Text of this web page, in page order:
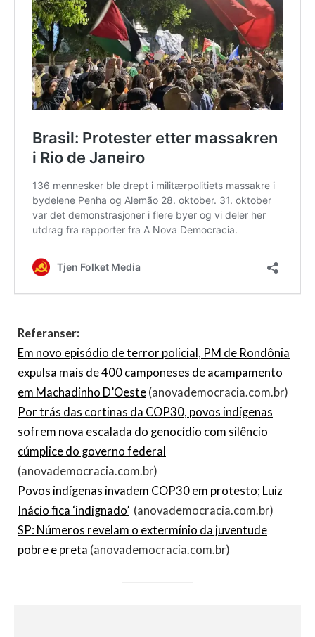
Referanser:
Em novo episódio de terror policial, PM de Rondônia
expulsa mais de 400 camponeses de acampamento
em Machadinho D’Oeste (anovademocracia.com.br)
Por trás das cortinas da COP30, povos indígenas
sofrem nova escalada do genocídio com silêncio
cúmplice do governo federal
(anovademocracia.com.br)
Povos indígenas invadem COP30 em protesto; Luiz
Inácio fica ‘indignado’ (anovademocracia.com.br)
SP: Números revelam o extermínio da juventude
pobre e preta (anovademocracia.com.br)